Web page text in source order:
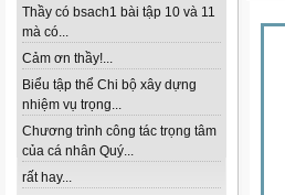
Thầy có bsach1 bài tập 10 và 11
mà có...
Cảm ơn thầy!...
Biểu tập thể Chi bộ xây dựng
nhiệm vụ trọng...
Chương trình công tác trọng tâm
của cá nhân Quý...
rất hay...